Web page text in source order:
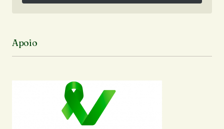
Siga no Instagram
Apoio